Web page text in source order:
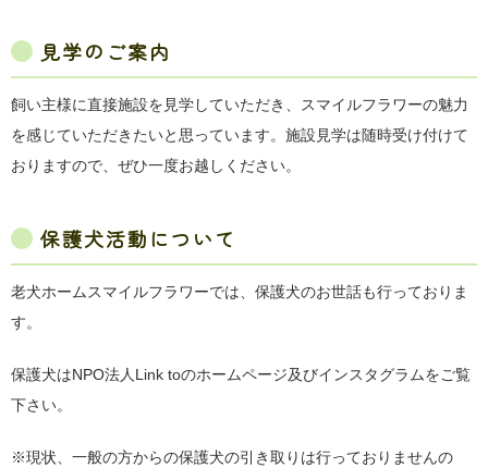
見学のご案内
飼い主様に直接施設を見学していただき、スマイルフラワーの魅力
を感じていただきたいと思っています。施設見学は随時受け付けて
おりますので、ぜひ一度お越しください。
保護犬活動について
老犬ホームスマイルフラワーでは、保護犬のお世話も行っておりま
す。
保護犬はNPO法人Link toのホームページ及びインスタグラムをご覧
下さい。
※現状、一般の方からの保護犬の引き取りは行っておりませんの